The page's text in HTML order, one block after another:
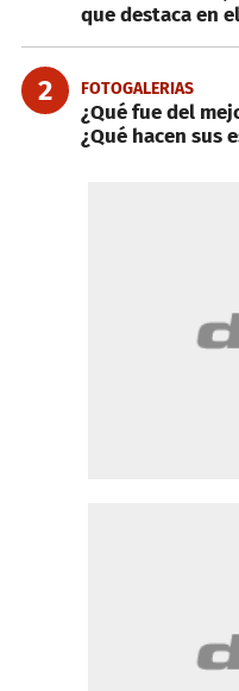
que destaca en
2 FOTOGALERIAS
¿Qué fue del
¿Qué hacen sus